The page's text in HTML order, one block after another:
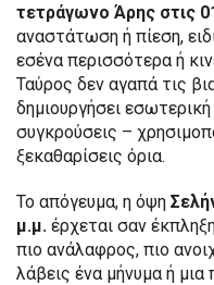
τετράγωνο Άρης στις
αναστάτωση ή πίεση,
εσένα περισσότερα ή
Ταύρος δεν αγαπά τις
δημιουργήσει
συγκρούσεις –
ξεκαθαρίσεις όρια.
Το απόγευμα, η όψη
μ.μ. έρχεται σαν
πιο ανάλαφρος, πιο
λάβεις ένα μήνυμα ή